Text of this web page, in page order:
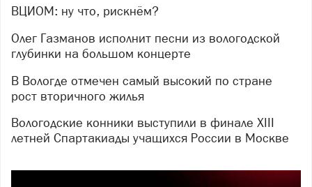
ВЦИОМ: ну что, рискнём?
Олег Газманов исполнит песни из вологодской
глубинки на большом концерте
В Вологде отмечен самый высокий по стране
рост вторичного жилья
Вологодские конники выступили в финале XIII
летней Спартакиады учащихся России в Москве